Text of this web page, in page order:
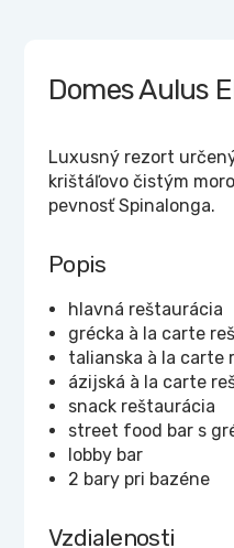
Domes Aulus
Luxusný rezort
krištáľovo čistým
pevnosť Spinalonga.
Popis
hlavná reštaurácia
grécka à la carte
talianska à la carte
ázijská à la carte
snack reštaurácia
street food bar s
lobby bar
2 bary pri bazéne
Vzdialenosti